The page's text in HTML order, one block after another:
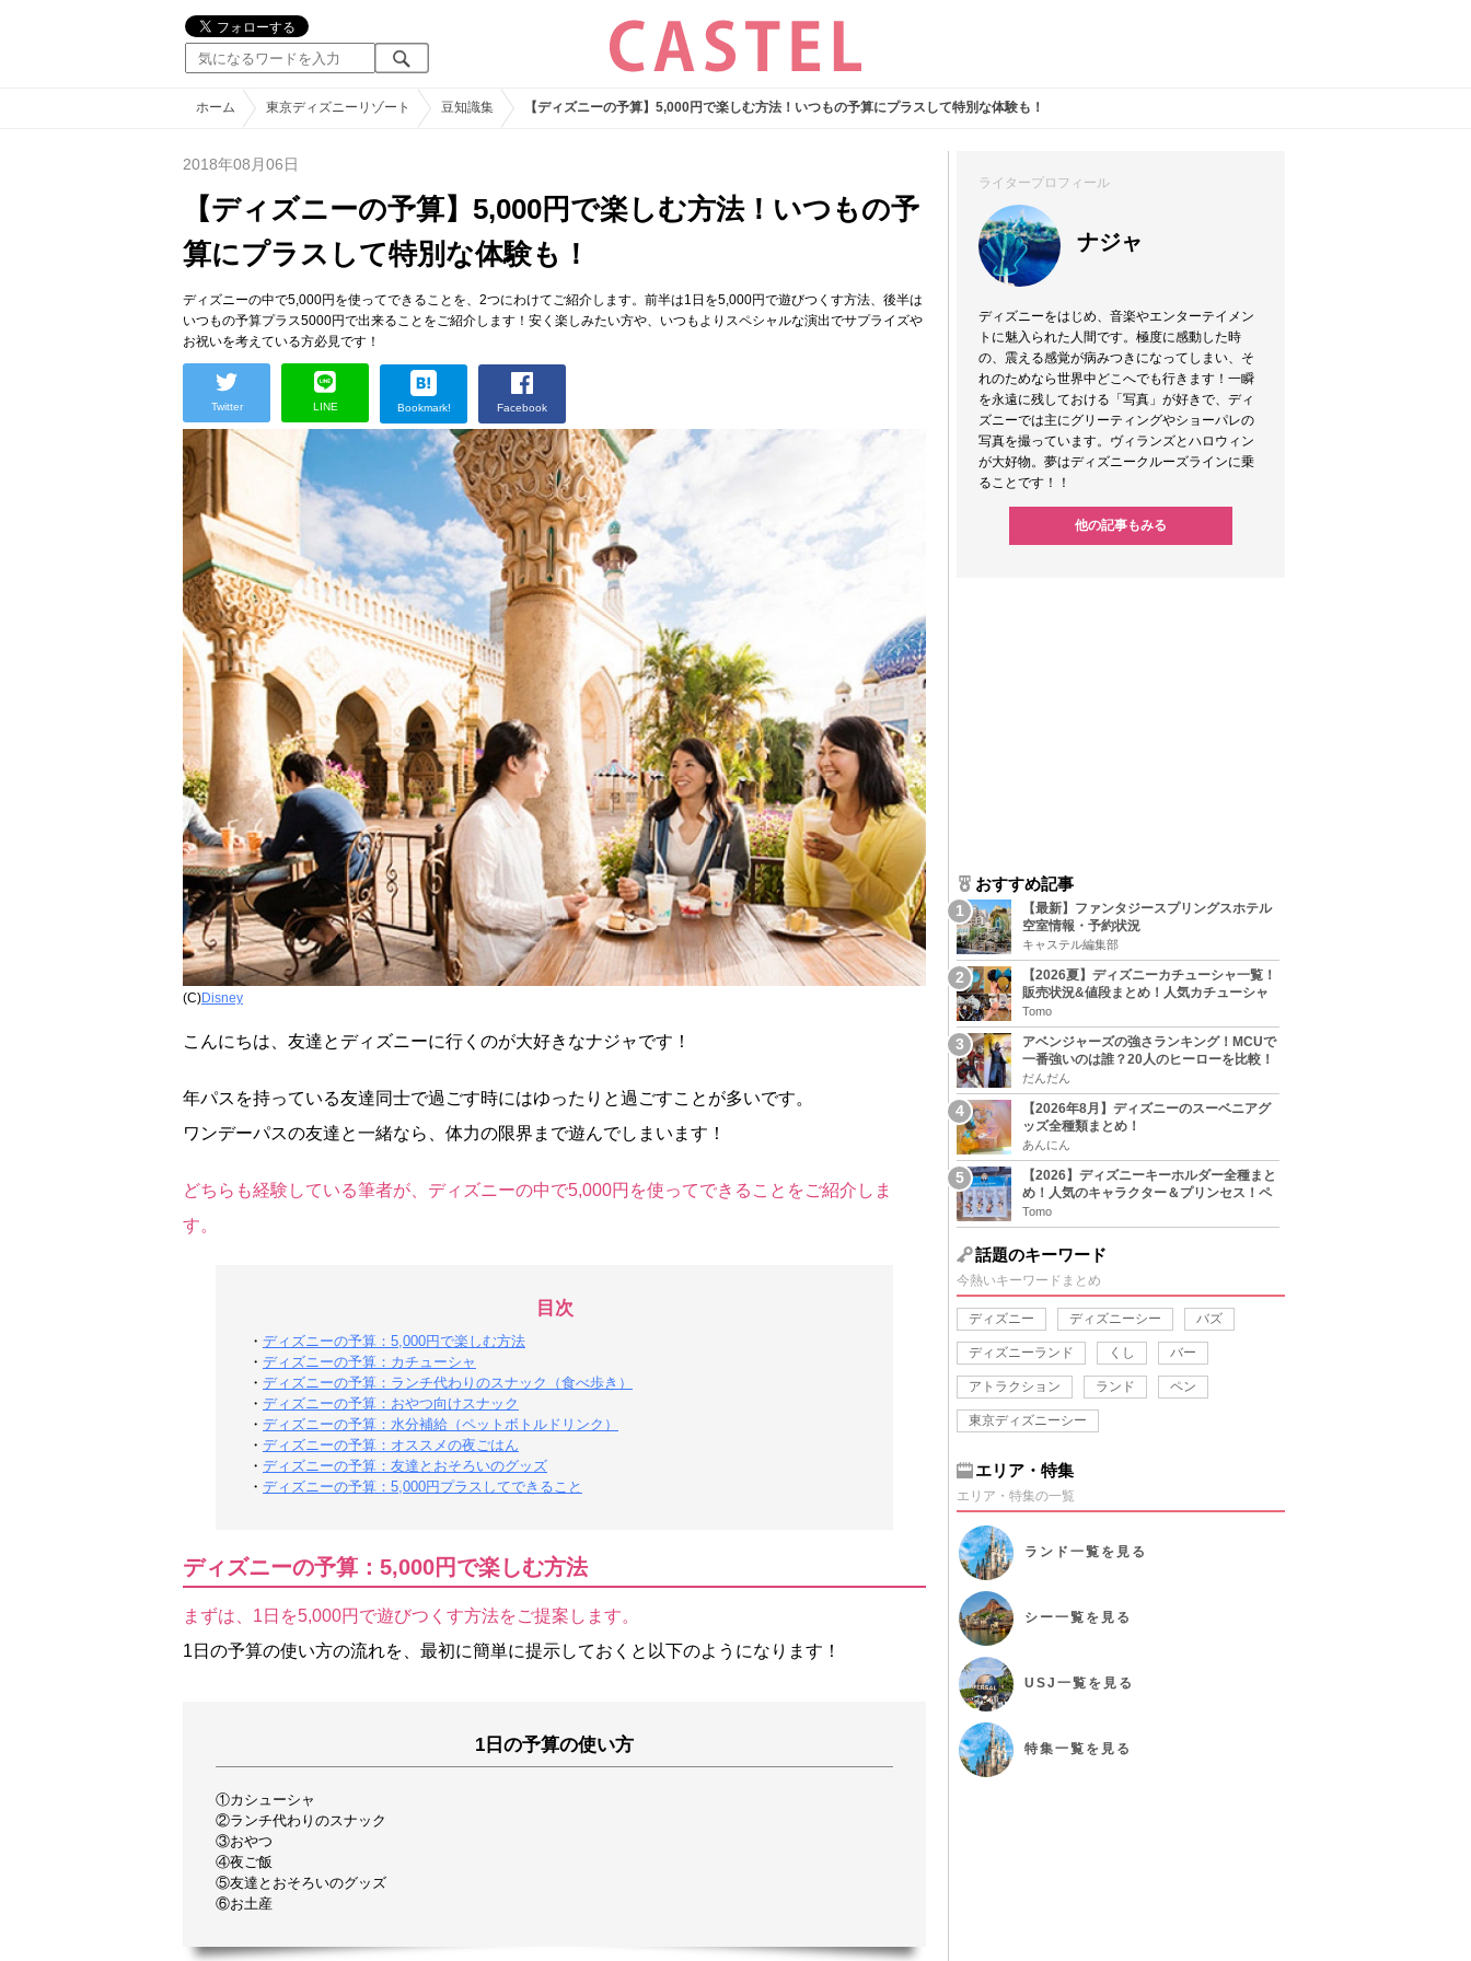
ホーム 東京ディズニーリゾート 豆知識集 【ディズニーの予算】5,000円で楽しむ方法！いつもの予算にプラスして特別な体験も！
2018年08月06日
【ディズニーの予算】5,000円で楽しむ方法！いつもの予
算にプラスして特別な体験も！
ディズニーの中で5,000円を使ってできることを、2つにわけてご紹介します。前半は1日を5,000円で遊びつくす方法、後半は
いつもの予算プラス5000円で出来ることをご紹介します！安く楽しみたい方や、いつもよりスペシャルな演出でサプライズや
お祝いを考えている方必見です！
Twitter LINE Bookmark! Facebook
(C)Disney
こんにちは、友達とディズニーに行くのが大好きなナジャです！
年パスを持っている友達同士で過ごす時にはゆったりと過ごすことが多いです。
ワンデーパスの友達と一緒なら、体力の限界まで遊んでしまいます！
どちらも経験している筆者が、ディズニーの中で5,000円を使ってできることをご紹介しま
す。
目次
・ ディズニーの予算：5,000円で楽しむ方法
・ ディズニーの予算：カチューシャ
・ ディズニーの予算：ランチ代わりのスナック（食べ歩き）
・ ディズニーの予算：おやつ向けスナック
・ ディズニーの予算：水分補給（ペットボトルドリンク）
・ ディズニーの予算：オススメの夜ごはん
・ ディズニーの予算：友達とおそろいのグッズ
・ ディズニーの予算：5,000円プラスしてできること
ディズニーの予算：5,000円で楽しむ方法
まずは、1日を5,000円で遊びつくす方法をご提案します。
1日の予算の使い方の流れを、最初に簡単に提示しておくと以下のようになります！
1日の予算の使い方
①カシューシャ
②ランチ代わりのスナック
③おやつ
④夜ご飯
⑤友達とおそろいのグッズ
⑥お土産
ライタープロフィール
ナジャ
ディズニーをはじめ、音楽やエンターテイメン
トに魅入られた人間です。極度に感動した時
の、震える感覚が病みつきになってしまい、そ
れのためなら世界中どこへでも行きます！一瞬
を永遠に残しておける「写真」が好きで、ディ
ズニーでは主にグリーティングやショーパレの
写真を撮っています。ヴィランズとハロウィン
が大好物。夢はディズニークルーズラインに乗
ることです！！
他の記事もみる
おすすめ記事
【最新】ファンタジースプリングスホテル
空室情報・予約状況
キャステル編集部
【2026夏】ディズニーカチューシャ一覧！
販売状況&値段まとめ！人気カチューシャ
をチェック
Tomo
アベンジャーズの強さランキング！MCUで
一番強いのは誰？20人のヒーローを比較！
だんだん
【2026年8月】ディズニーのスーベニアグ
ッズ全種類まとめ！
あんにん
【2026】ディズニーキーホルダー全種まと
め！人気のキャラクター＆プリンセス！ペ
アグッズにおすすめ！
Tomo
話題のキーワード
今熱いキーワードまとめ
ディズニー ディズニーシー バズ
ディズニーランド くし バー
アトラクション ランド ペン
東京ディズニーシー
エリア・特集
エリア・特集の一覧
ランド 一覧を見る
シー一覧を見る
USJ 一覧を見る
特集一覧を見る